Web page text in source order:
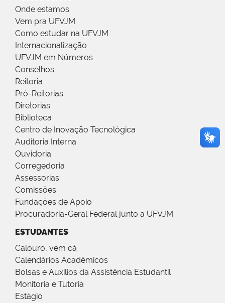
Onde estamos
Vem pra UFVJM
Como estudar na UFVJM
Internacionalização
UFVJM em Números
Conselhos
Reitoria
Pró-Reitorias
Diretorias
Biblioteca
Centro de Inovação Tecnológica
Auditoria Interna
Ouvidoria
Corregedoria
Assessorias
Comissões
Fundações de Apoio
Procuradoria-Geral Federal junto a UFVJM
ESTUDANTES
Calouro, vem cá
Calendários Acadêmicos
Bolsas e Auxílios da Assistência Estudantil
Monitoria e Tutoria
Estágio